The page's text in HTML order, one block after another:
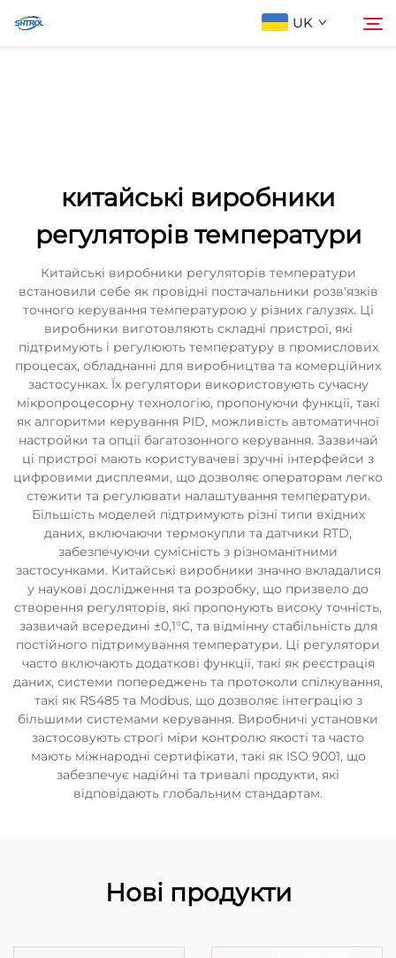
UK
китайські виробники
регуляторів температури
Китайські виробники регуляторів температури
встановили себе як провідні постачальники розв'язків
точного керування температурою у різних галузях. Ці
виробники виготовляють складні пристрої, які
підтримують і регулюють температуру в промислових
процесах, обладнанні для виробництва та комерційних
застосунках. Їх регулятори використовують сучасну
мікропроцесорну технологію, пропонуючи функції, такі
як алгоритми керування PID, можливість автоматичної
настройки та опції багатозонного керування. Зазвичай
ці пристрої мають користувачеві зручні інтерфейси з
цифровими дисплеями, що дозволяє операторам легко
стежити та регулювати налаштування температури.
Більшість моделей підтримують різні типи вхідних
даних, включаючи термокупли та датчики RTD,
забезпечуючи сумісність з різноманітними
застосунками. Китайські виробники значно вкладалися
у наукові дослідження та розробку, що призвело до
створення регуляторів, які пропонують високу точність,
зазвичай всередині ±0,1°C, та відмінну стабільність для
постійного підтримування температури. Ці регулятори
часто включають додаткові функції, такі як реєстрація
даних, системи попереджень та протоколи спілкування,
такі як RS485 та Modbus, що дозволяє інтеграцію з
більшими системами керування. Виробничі установки
застосовують строгі міри контролю якості та часто
мають міжнародні сертифікати, такі як ISO 9001, що
забезпечує надійні та тривалі продукти, які
відповідають глобальним стандартам.
Нові продукти